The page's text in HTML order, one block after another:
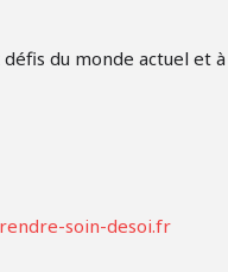
du monde actuel et à
soin-desoi.fr